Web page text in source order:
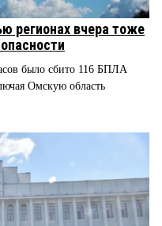
регионах вчера тоже
было сбито 116 БПЛА
Омскую область